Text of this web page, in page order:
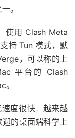
。
使用 Clash Meta
持 Tun 模式，默
，可以称的上
平台的 Clash
度很快，越来越
的桌面端科学上